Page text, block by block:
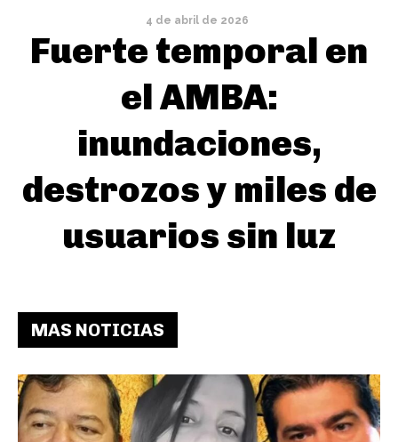
4 de abril de 2026
Fuerte temporal en
el AMBA:
inundaciones,
destrozos y miles de
usuarios sin luz
MAS NOTICIAS